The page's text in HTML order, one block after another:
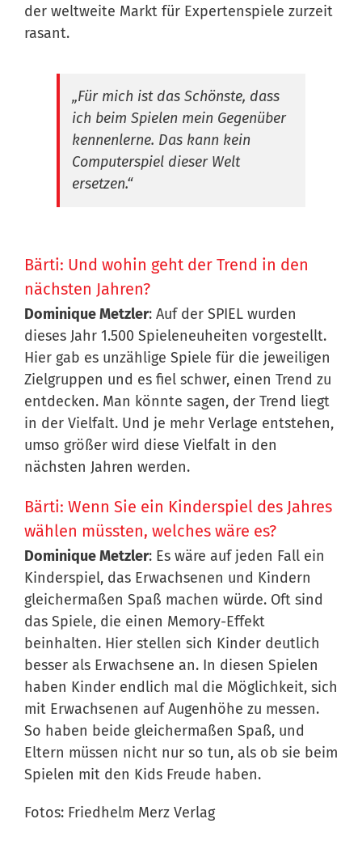
der weltweite Markt für Expertenspiele zurzeit
rasant.
„Für mich ist das Schönste, dass
ich beim Spielen mein Gegenüber
kennenlerne. Das kann kein
Computerspiel dieser Welt
ersetzen.“
Bärti: Und wohin geht der Trend in den
nächsten Jahren?
Dominique Metzler: Auf der SPIEL wurden
dieses Jahr 1.500 Spieleneuheiten vorgestellt.
Hier gab es unzählige Spiele für die jeweiligen
Zielgruppen und es fiel schwer, einen Trend zu
entdecken. Man könnte sagen, der Trend liegt
in der Vielfalt. Und je mehr Verlage entstehen,
umso größer wird diese Vielfalt in den
nächsten Jahren werden.
Bärti: Wenn Sie ein Kinderspiel des Jahres
wählen müssten, welches wäre es?
Dominique Metzler: Es wäre auf jeden Fall ein
Kinderspiel, das Erwachsenen und Kindern
gleichermaßen Spaß machen würde. Oft sind
das Spiele, die einen Memory-Effekt
beinhalten. Hier stellen sich Kinder deutlich
besser als Erwachsene an. In diesen Spielen
haben Kinder endlich mal die Möglichkeit, sich
mit Erwachsenen auf Augenhöhe zu messen.
So haben beide gleichermaßen Spaß, und
Eltern müssen nicht nur so tun, als ob sie beim
Spielen mit den Kids Freude haben.
Fotos: Friedhelm Merz Verlag